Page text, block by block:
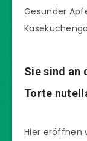
Gesunder
Sie sind an
Torte
Hier eröffnen